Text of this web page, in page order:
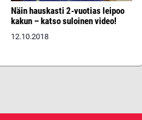
Näin hauskasti 2-vuotias leipoo
kakun – katso suloinen video!
12.10.2018